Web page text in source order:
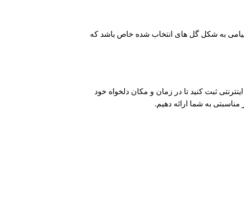
پیامی به شکل گل های انتخاب شده خاص باشد که
ثبت کنید تا در زمان و مکان دلخواه خود
به شما ارائه دهیم.